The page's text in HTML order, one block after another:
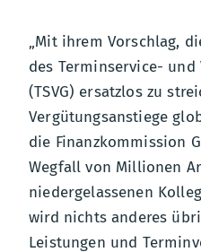
„Mit ihrem Vorschlag,
des Terminservice- und
(TSVG) ersatzlos zu
Vergütungsanstiege
die Finanzkommission
Wegfall von Millionen
niedergelassenen
wird nichts anderes
Leistungen und